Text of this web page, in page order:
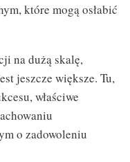
które mogą osłabić
na dużą skalę,
jeszcze większe. Tu,
właściwe
o zadowoleniu